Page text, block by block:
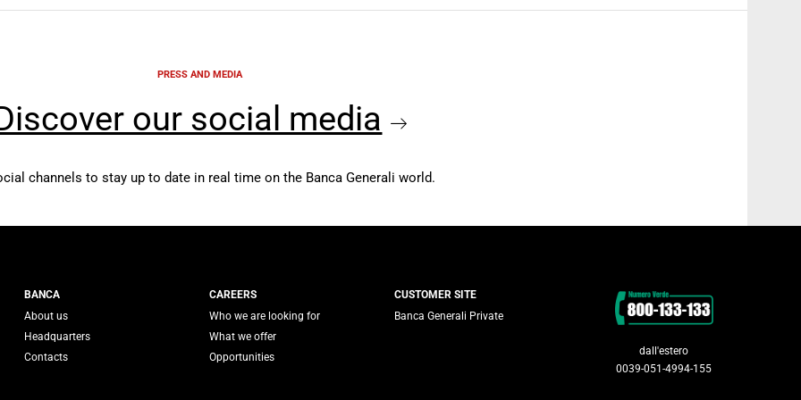
PRESS AND MEDIA
our social media
channels to stay up to date in real time on the Banca Generali world.
BANCA
About us
Headquarters
Contacts
CAREERS
Who we are looking for
What we offer
Opportunities
CUSTOMER SITE
Banca Generali Private
Contacts
dall'estero
0039-051-4994-155